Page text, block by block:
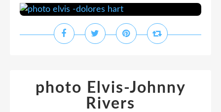
photo Elvis-Johnny
Rivers